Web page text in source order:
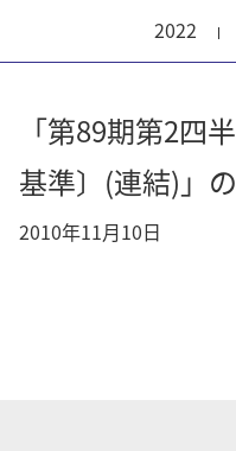
2022
「第89期第2四
基準〕(連結)」
2010年11月10日